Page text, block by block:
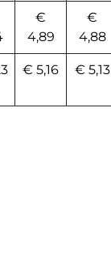
€
4,89
€
4,88
€ 5,16 € 5,13